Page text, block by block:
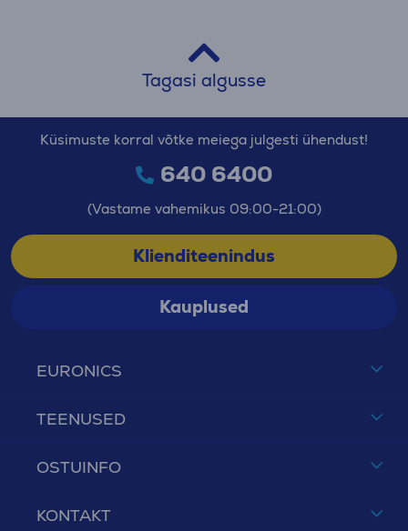
Tagasi algusse
EURONICS
TEENUSED
OSTUINFO
KONTAKT
Küsimuste korral võtke meiega julgesti ühendust!
640 6400
(Vastame vahemikus 09:00-21:00)
Klienditeenindus
Kauplused